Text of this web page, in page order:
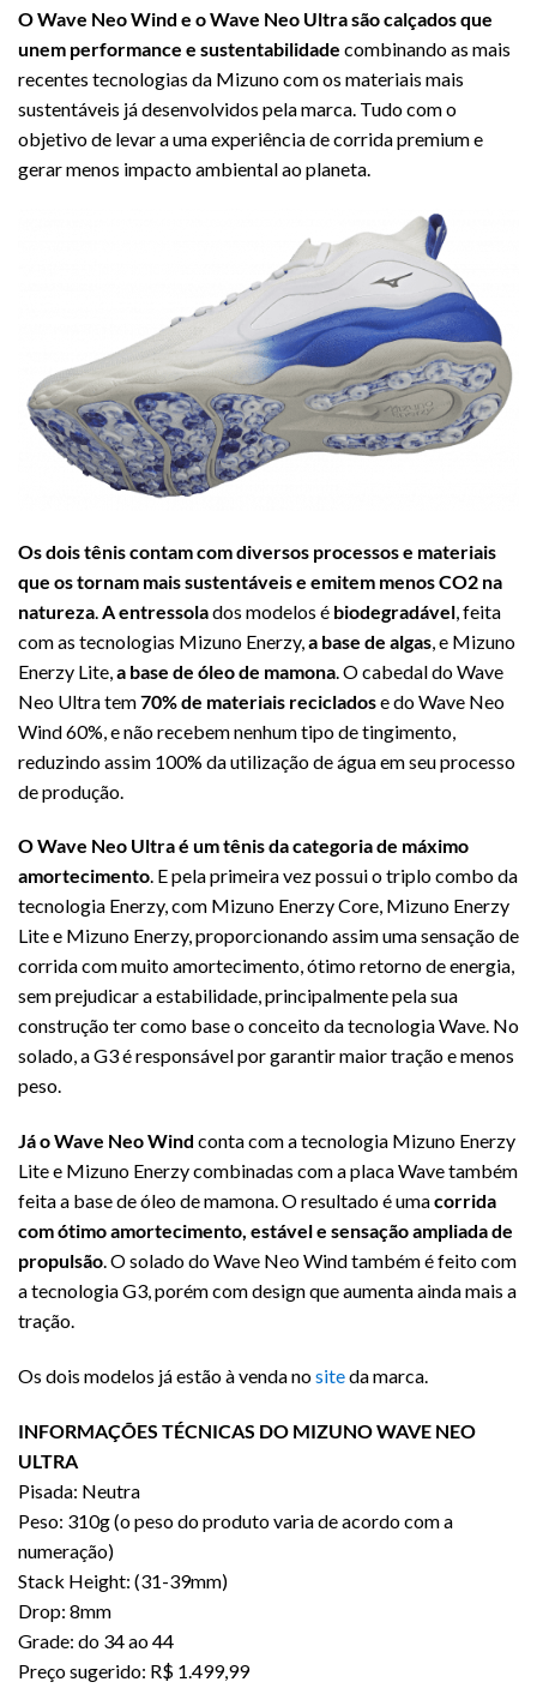
O Wave Neo Wind e o Wave Neo Ultra são calçados que
unem performance e sustentabilidade combinando as mais
recentes tecnologias da Mizuno com os materiais mais
sustentáveis já desenvolvidos pela marca. Tudo com o
objetivo de levar a uma experiência de corrida premium e
gerar menos impacto ambiental ao planeta.
Os dois tênis contam com diversos processos e materiais
que os tornam mais sustentáveis e emitem menos CO2 na
natureza A entressolados modelos é biodegradável , feita
com as tecnologias Mizuno Enerzy, a base de algas , e Mizuno
Enerzy Lite, a base de óleo de mamona . O cabedal do Wave
Neo Ultra tem70% de materiais recicladose do Wave Neo
Wind 60%, e não recebem nenhum tipo de tingimento,
reduzindo assim 100% da utilização de água em seu processo
de produção.
O Wave Neo Ultra é um tênis da categoria de máximo
amortecimento. E pela primeira vez possui o triplo combo da
tecnologia Enerzy, com Mizuno Enerzy Core, Mizuno Enerzy
Lite e Mizuno Enerzy, proporcionando assim uma sensação de
corrida com muito amortecimento, ótimo retorno de energia,
sem prejudicar a estabilidade, principalmente pela sua
construção ter como base o conceito da tecnologia Wave. No
solado, a G3 é responsável por garantir maior tração e menos
peso.
Já o Wave Neo Wind conta com a tecnologia Mizuno Enerzy
Lite e Mizuno Enerzy combinadas com a placa Wave também
feita a base de óleo de mamona. O resultado é umacorrida
com ótimo amortecimento, estável e sensação ampliada de
propulsão. O solado do Wave Neo Wind também é feito com
a tecnologia G3, porém com design que aumenta ainda mais a
tração.
Os dois modelos já estão à venda nositeda marca.
INFORMAÇÕES TÉCNICAS DO MIZUNO WAVE NEO
ULTRA
Pisada: Neutra
Peso: 310g (o peso do produto varia de acordo com a
numeração)
Stack Height: (31-39mm)
Drop: 8mm
Grade: do 34 ao 44
Preço sugerido: R$ 1.499,99